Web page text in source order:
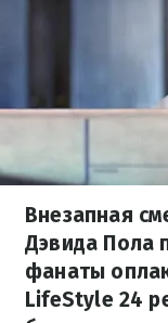
Внезапная
Дэвида Пола
фанаты
LifeStyle 24